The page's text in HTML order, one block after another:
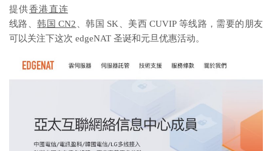
提供香港直连
线路、韩国 CN2 、韩国 SK、美西 CUVIP 等线路，需要的朋友
可以关注下这次 edgeNAT 圣诞和元旦优惠活动。